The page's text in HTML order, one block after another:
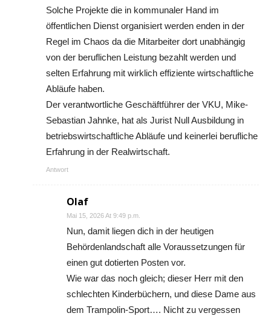
Solche Projekte die in kommunaler Hand im
öffentlichen Dienst organisiert werden enden in der
Regel im Chaos da die Mitarbeiter dort unabhängig
von der beruflichen Leistung bezahlt werden und
selten Erfahrung mit wirklich effiziente wirtschaftliche
Abläufe haben.
Der verantwortliche Geschäftführer der VKU, Mike-
Sebastian Jahnke, hat als Jurist Null Ausbildung in
betriebswirtschaftliche Abläufe und keinerlei berufliche
Erfahrung in der Realwirtschaft.
Antwort
Olaf
Mai 15, 2026 At 9:49 p.m.
Nun, damit liegen dich in der heutigen
Behördenlandschaft alle Voraussetzungen für
einen gut dotierten Posten vor.
Wie war das noch gleich; dieser Herr mit den
schlechten Kinderbüchern, und diese Dame aus
dem Trampolin-Sport…. Nicht zu vergessen